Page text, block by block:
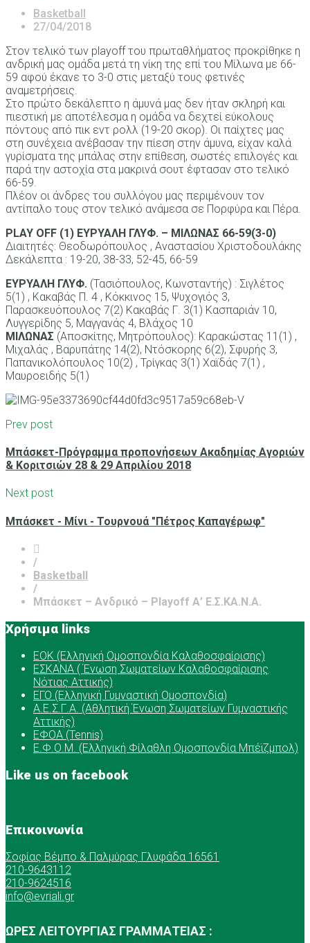
Basketball
27/04/2018
Στον τελικό των playoff του πρωταθλήματος προκρίθηκε η
ανδρική μας ομάδα μετά τη νίκη της επί του Μίλωνα με 66-
59 αφού έκανε το 3-0 στις μεταξύ τους φετινές
αναμετρήσεις.
Στο πρώτο δεκάλεπτο η άμυνά μας δεν ήταν σκληρή και
πιεστική με αποτέλεσμα η ομάδα να δεχτεί εύκολους
πόντους από πικ εντ ρολλ (19-20 σκορ). Οι παίχτες μας
στη συνέχεια ανέβασαν την πίεση στην άμυνα, είχαν καλά
γυρίσματα της μπάλας στην επίθεση, σωστές επιλογές και
παρά την αστοχία στα μακρινά σουτ έφτασαν στο τελικό
66-59.
Πλέον οι άνδρες του συλλόγου μας περιμένουν τον
αντίπαλο τους στον τελικό ανάμεσα σε Πορφύρα και Πέρα.
PLAY OFF (1) ΕΥΡΥΑΛΗ ΓΛΥΦ. – ΜΙΛΩΝΑΣ 66-59(3-0)
Διαιτητές: Θεοδωρόπουλος , Αναστασίου Χριστοδουλάκης
Δεκάλεπτα : 19-20, 38-33, 52-45, 66-59
ΕΥΡΥΑΛΗ ΓΛΥΦ. (Τασιόπουλος, Κωνσταντής) : Σιγλέτος
5(1) , Κακαβάς Π. 4 , Κόκκινος 15, Ψυχογιός 3,
Παρασκευόπουλος 7(2) Κακαβάς Γ. 3(1) Κασπαριάν 10,
Λυγγερίδης 5, Μαγγανάς 4, Βλάχος 10
ΜΙΛΩΝΑΣ (Αποσκίτης, Μητρόπουλος): Καρακώστας 11(1) ,
Μιχαλάς , Βαρυπάτης 14(2), Ντόσκορης 6(2), Σφυρής 3,
Παπανικολόπουλος 10(2) , Τρίγκας 3(1) Χαϊδάς 7(1) ,
Μαυροειδής 5(1)
Prev post
Μπάσκετ-Πρόγραμμα προπονήσεων Ακαδημίας Αγοριών
& Κοριτσιών 28 & 29 Απριλίου 2018
Next post
Μπάσκετ - Μίνι - Τουρνουά "Πέτρος Καπαγέρωφ"
/
Basketball
/
Μπάσκετ – Ανδρικό – Playoff Α’ Ε.Σ.ΚΑ.Ν.Α.
Χρήσιμα links
ΕOK (Ελληνική Ομοσπονδία Καλαθοσφαίρισης)
ΕΣΚΑΝΑ ( Ένωση Σωματείων Καλαθοσφαίρισης
Νότιας Αττικής)
ΕΓΟ (Ελληνική Γυμναστική Ομοσπονδία)
Α.Ε.Σ.Γ.Α. (Αθλητική Ένωση Σωματείων Γυμναστικής
Αττικής)
ΕΦΟΑ (Tennis)
Ε.Φ.Ο.Μ. (Ελληνική Φίλαθλη Ομοσπονδία Μπέϊζμπολ)
Like us on facebook
Επικοινωνία
Σοφίας Βέμπο & Παλμύρας Γλυφάδα 16561
210-9643112
210-9624516
info@evriali.gr
ΩΡΕΣ ΛΕΙΤΟΥΡΓΙΑΣ ΓΡΑΜΜΑΤΕΙΑΣ :